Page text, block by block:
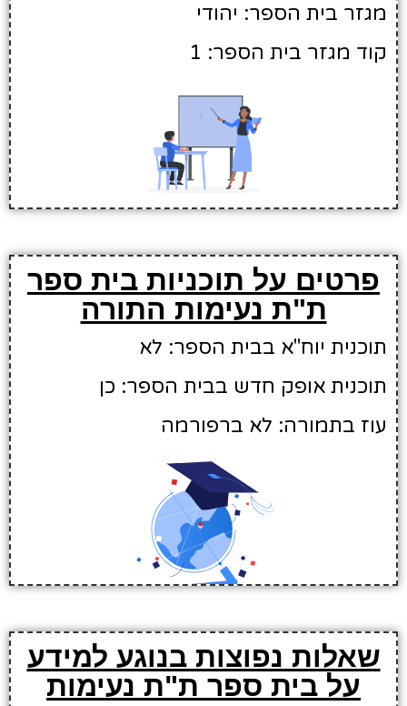
מגזר בית הספר: יהודי
קוד מגזר בית הספר: 1
פרטים על תוכניות בית ספר
ת"ת נעימות התורה
תוכנית יוח"א בבית הספר: לא
תוכנית אופק חדש בבית הספר: כן
עוז בתמורה: לא ברפורמה
שאלות נפוצות בנוגע למידע
על בית ספר ת"ת נעימות